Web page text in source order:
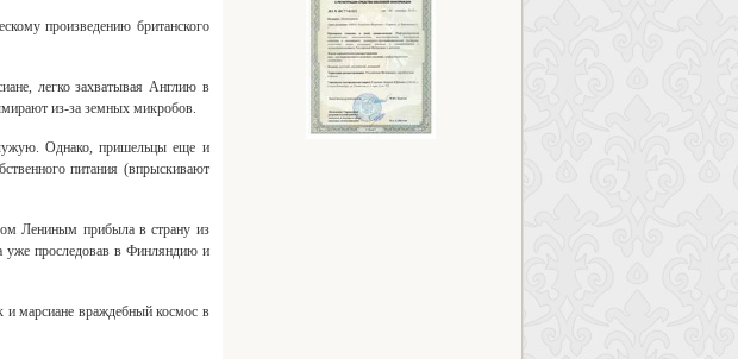
произведению британского
легко захватывая Англию в
из-за земных микробов.
Однако, пришельцы еще и
питания (впрыскивают
Лениным прибыла в страну из
уже проследовав в Финляндию и
и марсиане враждебный космос в